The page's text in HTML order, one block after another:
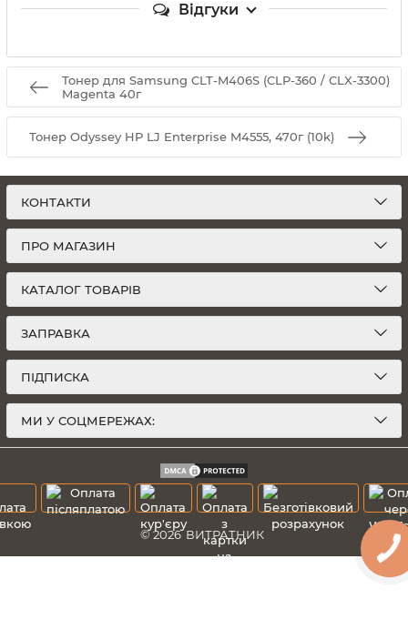
Відгуки
Тонер для Samsung CLT-M406S (CLP-360 / CLX-3300)
Magenta 40г
Тонер Odyssey HP LJ Enterprise M4555, 470г (10k)
КОНТАКТИ
ПРО МАГАЗИН
КАТАЛОГ ТОВАРІВ
ЗАПРАВКА
ПІДПИСКА
МИ У СОЦМЕРЕЖАХ:
© 2026 ВИТРАТНИК